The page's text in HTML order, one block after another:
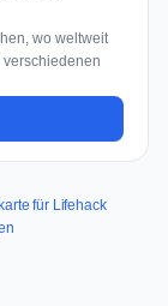
wo weltweit
für Lifehack